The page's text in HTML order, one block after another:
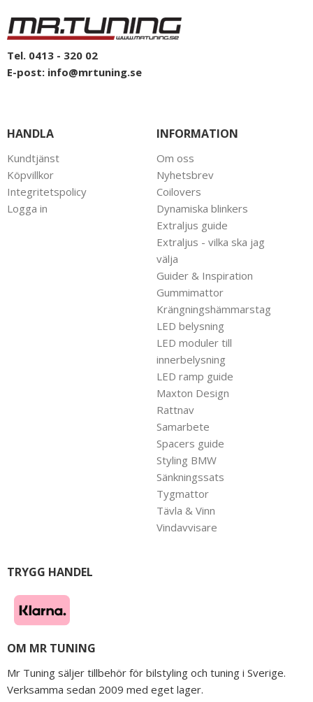
Tel. 0413 - 320 02
E-post: info@mrtuning.se
HANDLA
Kundtjänst
Köpvillkor
Integritetspolicy
Logga in
INFORMATION
Om oss
Nyhetsbrev
Coilovers
Dynamiska blinkers
Extraljus guide
Extraljus - vilka ska jag
välja
Guider & Inspiration
Gummimattor
Krängningshämmarstag
LED belysning
LED moduler till
innerbelysning
LED ramp guide
Maxton Design
Rattnav
Samarbete
Spacers guide
Styling BMW
Sänkningssats
Tygmattor
Tävla & Vinn
Vindavvisare
TRYGG HANDEL
OM MR TUNING
Mr Tuning säljer tillbehör för bilstyling och tuning i Sverige.
Verksamma sedan 2009 med eget lager.